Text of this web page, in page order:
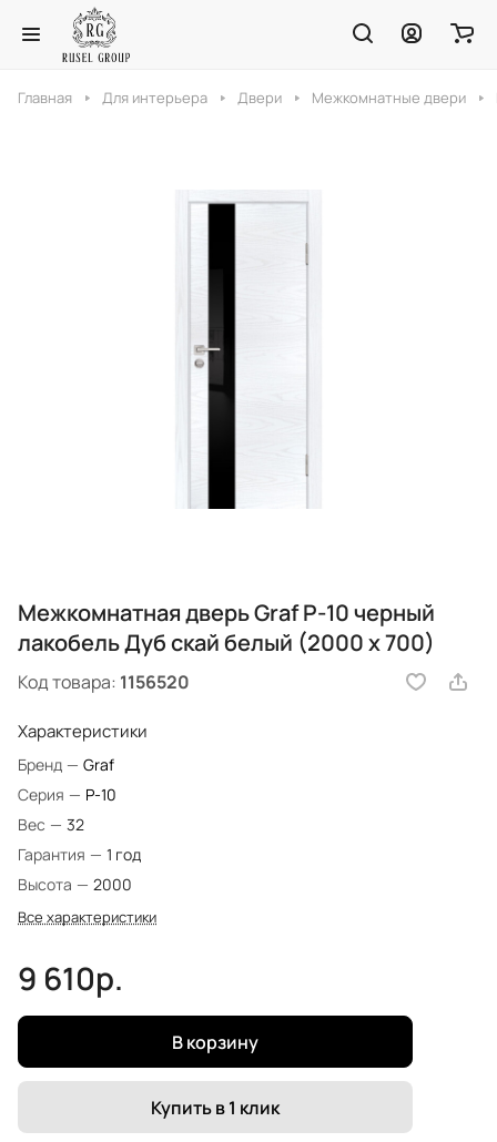
Главная Для интерьера Двери Межкомнатные двери
Межкомнатная дверь Graf P-10 черный
лакобель Дуб скай белый (2000 х 700)
Код товара: 1156520
Характеристики
Бренд — Graf
Серия — P-10
Вес — 32
Гарантия — 1 год
Высота — 2000
Все характеристики
9 610р.
В корзину
Купить в 1 клик